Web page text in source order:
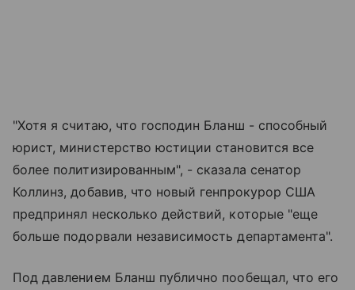
"Хотя я считаю, что господин Бланш - способный
юрист, министерство юстиции становится все
более политизированным", - сказала сенатор
Коллинз, добавив, что новый генпрокурор США
предпринял несколько действий, которые "еще
больше подорвали независимость департамента".
Под давлением Бланш публично пообещал, что его